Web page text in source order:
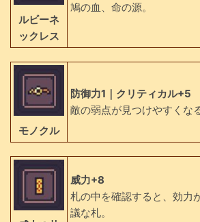
ルビーネ
ックレス
鳩の血、命の源。
モノクル
防御力1｜クリティカル+5
敵の弱点が見つけやすくな
威力+8
札の中を確認すると、効力
議な札。